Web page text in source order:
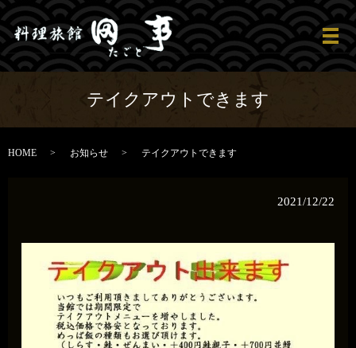
メ
テイクアウトできます
HOME お知らせ テイクアウトできます
2021/12/22